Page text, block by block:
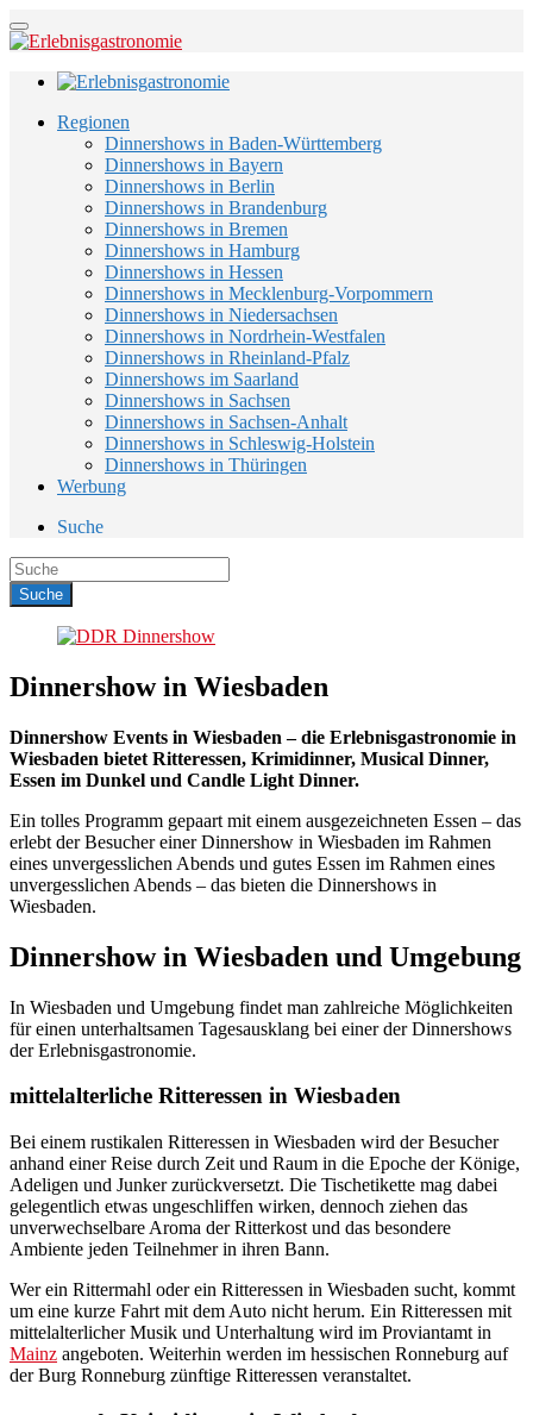
Regionen
Dinnershows in Baden-Württemberg
Dinnershows in Bayern
Dinnershows in Berlin
Dinnershows in Brandenburg
Dinnershows in Bremen
Dinnershows in Hamburg
Dinnershows in Hessen
Dinnershows in Mecklenburg-Vorpommern
Dinnershows in Niedersachsen
Dinnershows in Nordrhein-Westfalen
Dinnershows in Rheinland-Pfalz
Dinnershows im Saarland
Dinnershows in Sachsen
Dinnershows in Sachsen-Anhalt
Dinnershows in Schleswig-Holstein
Dinnershows in Thüringen
Werbung
Suche
Dinnershow in Wiesbaden
Dinnershow Events in Wiesbaden – die Erlebnisgastronomie in
Wiesbaden bietet Ritteressen, Krimidinner, Musical Dinner,
Essen im Dunkel und Candle Light Dinner.
Ein tolles Programm gepaart mit einem ausgezeichneten Essen – das
erlebt der Besucher einer Dinnershow in Wiesbaden im Rahmen
eines unvergesslichen Abends und gutes Essen im Rahmen eines
unvergesslichen Abends – das bieten die Dinnershows in
Wiesbaden.
Dinnershow in Wiesbaden und Umgebung
In Wiesbaden und Umgebung findet man zahlreiche Möglichkeiten
für einen unterhaltsamen Tagesausklang bei einer der Dinnershows
der Erlebnisgastronomie.
mittelalterliche Ritteressen in Wiesbaden
Bei einem rustikalen Ritteressen in Wiesbaden wird der Besucher
anhand einer Reise durch Zeit und Raum in die Epoche der Könige,
Adeligen und Junker zurückversetzt. Die Tischetikette mag dabei
gelegentlich etwas ungeschliffen wirken, dennoch ziehen das
unverwechselbare Aroma der Ritterkost und das besondere
Ambiente jeden Teilnehmer in ihren Bann.
Wer ein Rittermahl oder ein Ritteressen in Wiesbaden sucht, kommt
um eine kurze Fahrt mit dem Auto nicht herum. Ein Ritteressen mit
mittelalterlicher Musik und Unterhaltung wird im Proviantamt in
Mainz angeboten. Weiterhin werden im hessischen Ronneburg auf
der Burg Ronneburg zünftige Ritteressen veranstaltet.